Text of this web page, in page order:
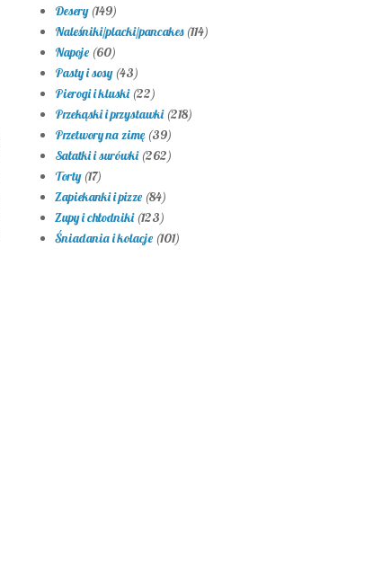
Desery (149)
Naleśniki/placki/pancakes (114)
Napoje (60)
Pasty i sosy (43)
Pierogi i kluski (22)
Przekąski i przystawki (218)
Przetwory na zimę (39)
Sałatki i surówki (262)
Torty (17)
Zapiekanki i pizze (84)
Zupy i chłodniki (123)
Śniadania i kolacje (101)